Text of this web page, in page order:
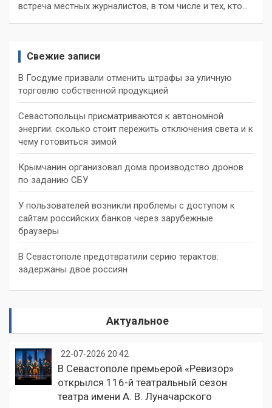
встреча местных журналистов, в том числе и тех, кто…
Свежие записи
В Госдуме призвали отменить штрафы за уличную
торговлю собственной продукцией
Севастопольцы присматриваются к автономной
энергии: сколько стоит пережить отключения света и к
чему готовиться зимой
Крымчанин организовал дома производство дронов
по заданию СБУ
У пользователей возникли проблемы с доступом к
сайтам российских банков через зарубежные
браузеры
В Севастополе предотвратили серию терактов:
задержаны двое россиян
Актуальное
22-07-2026 20:42
В Севастополе премьерой «Ревизор»
открылся 116-й театральный сезон
театра имени А. В. Луначарского